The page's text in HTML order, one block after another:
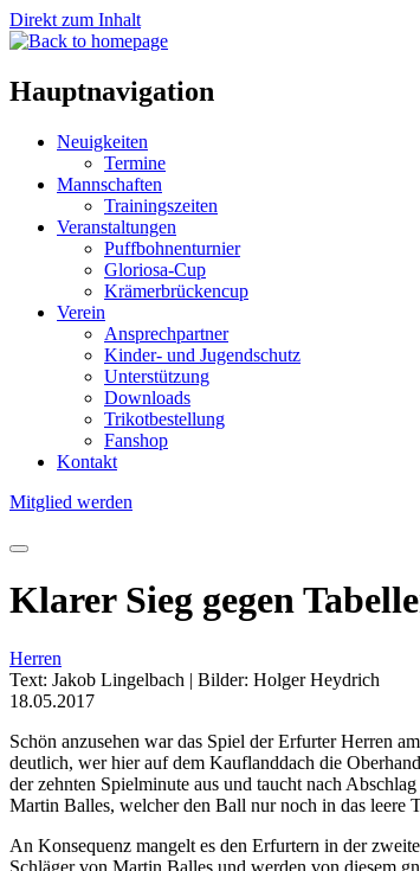
Direkt zum Inhalt
Hauptnavigation
Neuigkeiten
Termine
Mannschaften
Trainingszeiten
Veranstaltungen
Puffbohnenturnier
Gloriosa-Cup
Krämerbrückencup
Verein
Ansprechpartner
Kinder- und Jugendschutz
Unterstützung
Downloads
Trikotbestellung
Fanshop
Kontakt
Mitglied werden
Klarer Sieg gegen
Herren
Text: Jakob Lingelbach | Bilder: Holger Heydrich
18.05.2017
Schön anzusehen war das Spiel der Erfurter Herren
deutlich, wer hier auf dem Kauflanddach die
der zehnten Spielminute aus und taucht nach
Martin Balles, welcher den Ball nur noch in das leere
An Konsequenz mangelt es den Erfurtern in der
Schläger von Martin Balles und werden von diesem